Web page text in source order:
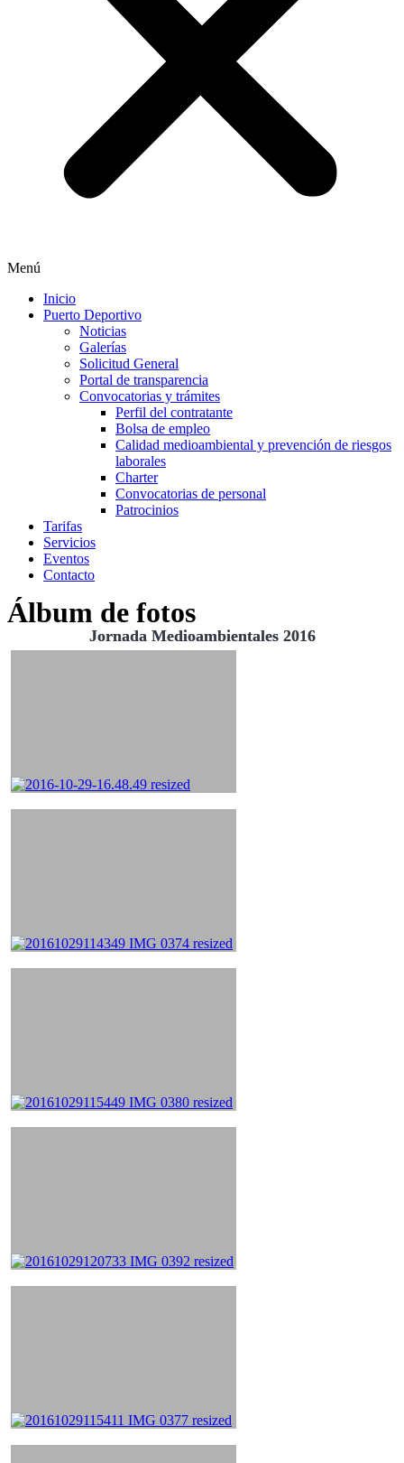
Menú
Inicio
Puerto Deportivo
Noticias
Galerías
Solicitud General
Portal de transparencia
Convocatorias y trámites
Perfil del contratante
Bolsa de empleo
Calidad medioambiental y prevención de riesgos
laborales
Charter
Convocatorias de personal
Patrocinios
Tarifas
Servicios
Eventos
Contacto
Álbum de fotos
Jornada Medioambientales 2016